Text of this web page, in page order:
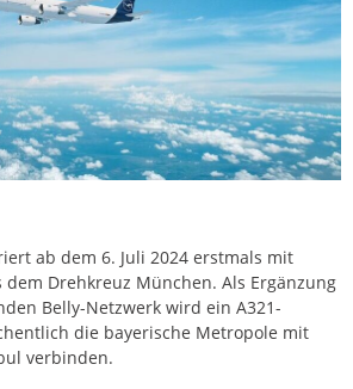
ab dem 6. Juli 2024 erstmals mit
dem Drehkreuz München. Als Ergänzung
Belly-Netzwerk wird ein A321-
die bayerische Metropole mit
verbinden.